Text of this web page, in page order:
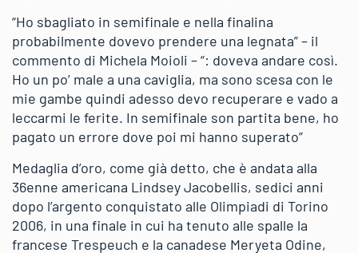
“Ho sbagliato in semifinale e nella finalina
probabilmente dovevo prendere una legnata” – il
commento di Michela Moioli – “: doveva andare così.
Ho un po’ male a una caviglia, ma sono scesa con le
mie gambe quindi adesso devo recuperare e vado a
leccarmi le ferite. In semifinale son partita bene, ho
pagato un errore dove poi mi hanno superato”
Medaglia d’oro, come già detto, che è andata alla
36enne americana Lindsey Jacobellis, sedici anni
dopo l’argento conquistato alle Olimpiadi di Torino
2006, in una finale in cui ha tenuto alle spalle la
francese Trespeuch e la canadese Meryeta Odine,